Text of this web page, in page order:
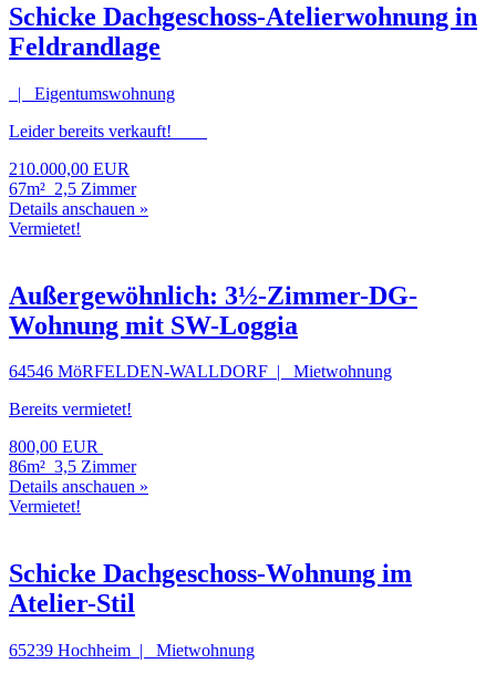
Schicke Dachgeschoss-Atelierwohnung in
Feldrandlage
| Eigentumswohnung
Leider bereits verkauft!
210.000,00 EUR
67m² 2,5 Zimmer
Details anschauen »
Vermietet!
Außergewöhnlich: 3½-Zimmer-DG-
Wohnung mit SW-Loggia
64546 MöRFELDEN-WALLDORF | Mietwohnung
Bereits vermietet!
800,00 EUR
86m² 3,5 Zimmer
Details anschauen »
Vermietet!
Schicke Dachgeschoss-Wohnung im
Atelier-Stil
65239 Hochheim | Mietwohnung